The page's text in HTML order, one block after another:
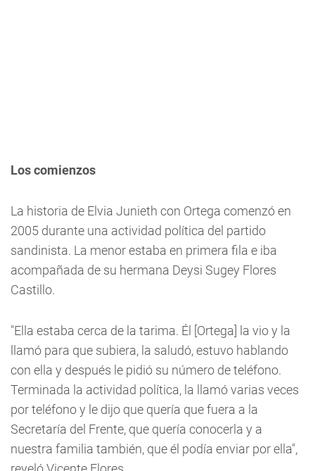
Los comienzos
La historia de Elvia Junieth con Ortega comenzó en
2005 durante una actividad política del partido
sandinista. La menor estaba en primera fila e iba
acompañada de su hermana Deysi Sugey Flores
Castillo.
"Ella estaba cerca de la tarima. Él [Ortega] la vio y la
llamó para que subiera, la saludó, estuvo hablando
con ella y después le pidió su número de teléfono.
Terminada la actividad política, la llamó varias veces
por teléfono y le dijo que quería que fuera a la
Secretaría del Frente, que quería conocerla y a
nuestra familia también, que él podía enviar por ella",